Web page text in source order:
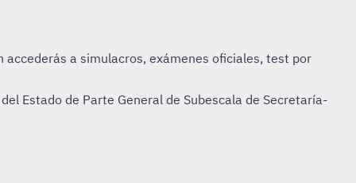
Estado de Parte General de Subescala de Secretaría-